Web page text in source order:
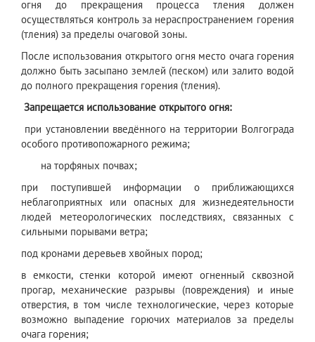
огня до прекращения процесса тления должен
осуществляться контроль за нераспространением горения
(тления) за пределы очаговой зоны.
После использования открытого огня место очага горения
должно быть засыпано землей (песком) или залито водой
до полного прекращения горения (тления).
Запрещается использование открытого огня:
при установлении введённого на территории Волгограда
особого противопожарного режима;
на торфяных почвах;
при поступившей информации о приближающихся
неблагоприятных или опасных для жизнедеятельности
людей метеорологических последствиях, связанных с
сильными порывами ветра;
под кронами деревьев хвойных пород;
в емкости, стенки которой имеют огненный сквозной
прогар, механические разрывы (повреждения) и иные
отверстия, в том числе технологические, через которые
возможно выпадение горючих материалов за пределы
очага горения;